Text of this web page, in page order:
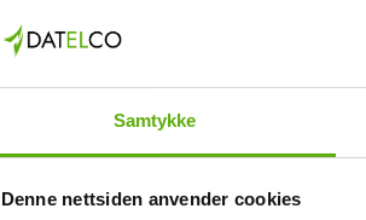
Samtykke
Denne nettsiden anvender cookies
Kartlegg risiko før utarbeidelse
Virksomheten må iverksette
anlegg og utstyr.
Rutiner for behandling av
Sørg for nødvendig opplæring